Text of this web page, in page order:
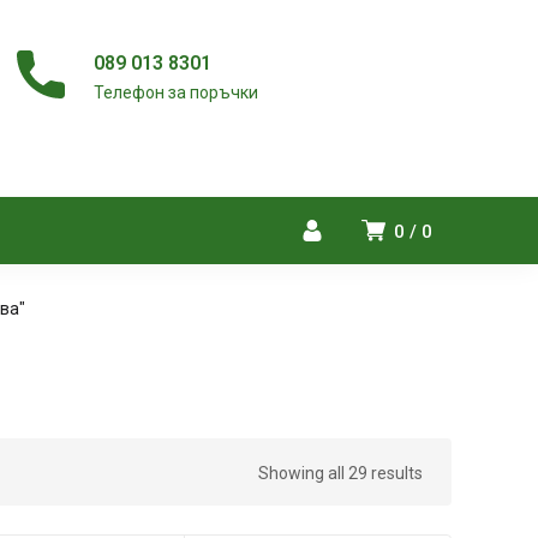
089 013 8301
Телефон за поръчки
0 0
Showing all 29 results